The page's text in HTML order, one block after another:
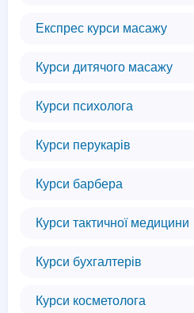
Експрес курси масажу
Курси дитячого масажу
Курси психолога
Курси перукарів
Курси барбера
Курси тактичної медицини
Курси бухгалтерів
Курси косметолога